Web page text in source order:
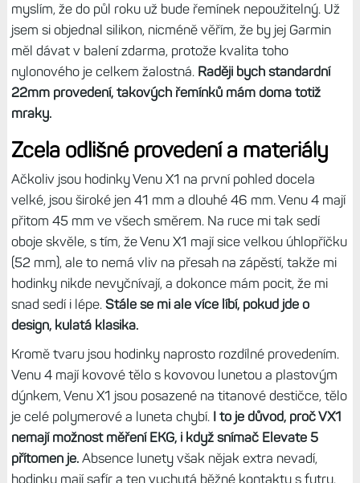
myslím, že do půl roku už bude řemínek nepoužitelný. Už
jsem si objednal silikon, nicméně věřím, že by jej Garmin
měl dávat v balení zdarma, protože kvalita toho
nylonového je celkem žalostná. Raději bych standardní
22mm provedení, takových řemínků mám doma totiž
mraky.
Zcela odlišné provedení a materiály
Ačkoliv jsou hodinky Venu X1 na první pohled docela
velké, jsou široké jen 41 mm a dlouhé 46 mm. Venu 4 mají
přitom 45 mm ve všech směrem. Na ruce mi tak sedí
oboje skvěle, s tím, že Venu X1 mají sice velkou úhlopříčku
(52 mm), ale to nemá vliv na přesah na zápěstí, takže mi